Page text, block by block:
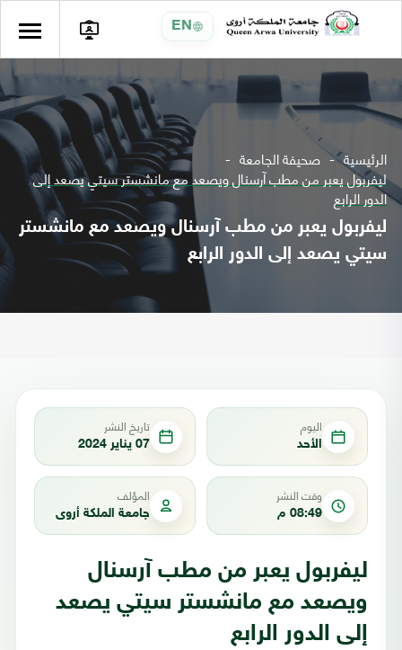
EN
الرئيسية صحيفة الجامعة
ليفربول يعبر من مطب آرسنال ويصعد مع مانشستر سيتي يصعد إلى
الدور الرابع
ليفربول يعبر من مطب آرسنال ويصعد مع مانشستر
سيتي يصعد إلى الدور الرابع
اليوم
الأحد
تاريخ النشر
07 يناير 2024
وقت النشر
08:49 م
المؤلف
جامعة الملكة أروى
ليفربول يعبر من مطب آرسنال
ويصعد مع مانشستر سيتي يصعد
إلى الدور الرابع